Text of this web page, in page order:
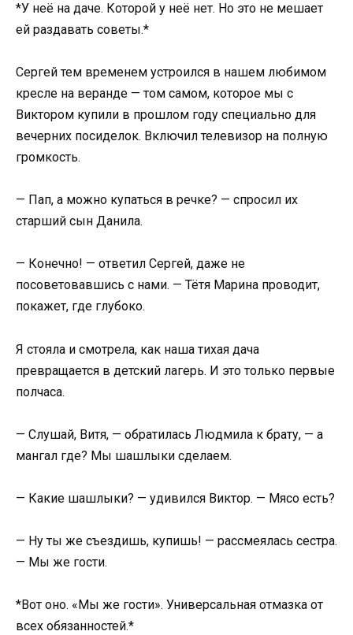
*У неё на даче. Которой у неё нет. Но это не мешает
ей раздавать советы.*
Сергей тем временем устроился в нашем любимом
кресле на веранде — том самом, которое мы с
Виктором купили в прошлом году специально для
вечерних посиделок. Включил телевизор на полную
громкость.
— Пап, а можно купаться в речке? — спросил их
старший сын Данила.
— Конечно! — ответил Сергей, даже не
посоветовавшись с нами. — Тётя Марина проводит,
покажет, где глубоко.
Я стояла и смотрела, как наша тихая дача
превращается в детский лагерь. И это только первые
полчаса.
— Слушай, Витя, — обратилась Людмила к брату, — а
мангал где? Мы шашлыки сделаем.
— Какие шашлыки? — удивился Виктор. — Мясо есть?
— Ну ты же съездишь, купишь! — рассмеялась сестра.
— Мы же гости.
*Вот оно. «Мы же гости». Универсальная отмазка от
всех обязанностей.*